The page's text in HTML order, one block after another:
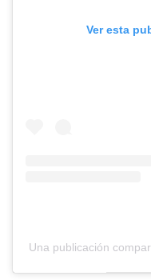
Ver esta
Una publicación